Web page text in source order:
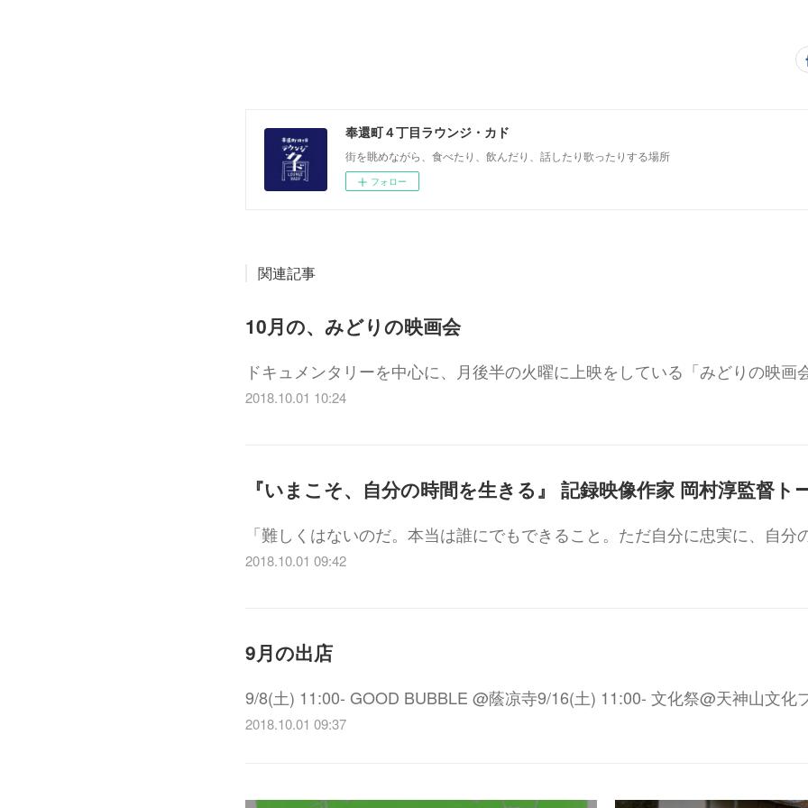
奉還町４丁目ラウンジ・カド
街を眺めながら、食べたり、飲んだり、話したり歌ったりする場所
フォロー
関連記事
10月の、みどりの映画会
ドキュメンタリーを中心に、月後半の火曜に上映をしている「みどりの映
2018.10.01 10:24
「難しくはないのだ。本当は誰にでもできること。ただ自分に忠実に、自
2018.10.01 09:42
9月の出店
9/8(土) 11:00- GOOD BUBBLE @蔭凉寺9/16(土) 11:00- 文化祭@天神山文
2018.10.01 09:37